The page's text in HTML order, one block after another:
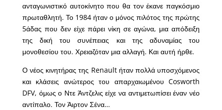
ανταγωνιστικό αυτοκίνητο που θα τον έκανε παγκόσμιο
πρωταθλητή. Το 1984 ήταν ο μόνος πιλότος της πρώτης
5άδας που δεν είχε πάρει νίκη σε αγώνα, μια απόδειξη
της δική του συνέπειας και της αδυναμίας του
μονοθεσίου του. Χρειαζόταν μια αλλαγή. Και αυτή ήρθε.
Ο νέος κινητήρας της Renault ήταν πολλά υποσχόμενος
και κλάσεις ανώτερος του απαρχαιωμένου Cosworth
DFV, όμως ο Ντε Άντζελις είχε να αντιμετωπίσει έναν νέο
αντίπαλο. Τον Άιρτον Σένα…